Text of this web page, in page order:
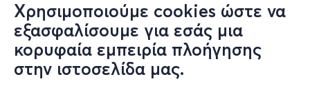
Χρησιμοποιούμε cookies ώστε να
εξασφαλίσουμε για εσάς μια
κορυφαία εμπειρία πλοήγησης
στην ιστοσελίδα μας.